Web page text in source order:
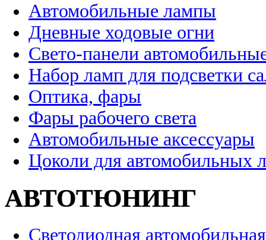
Автомобильные лампы
Дневные ходовые огни
Свето-панели
Набор ламп для подсветки
Оптика, фары
Фары рабочего света
Автомобильные аксессуары
Цоколи для автомобильных
АВТОТЮНИНГ
Светодиодная